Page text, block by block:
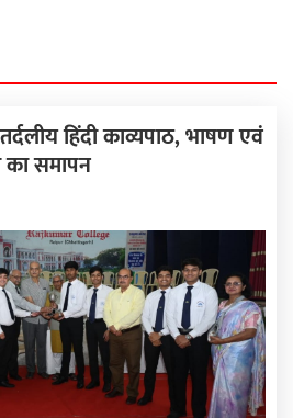
हिंदी काव्यपाठ, भाषण एवं
का समापन